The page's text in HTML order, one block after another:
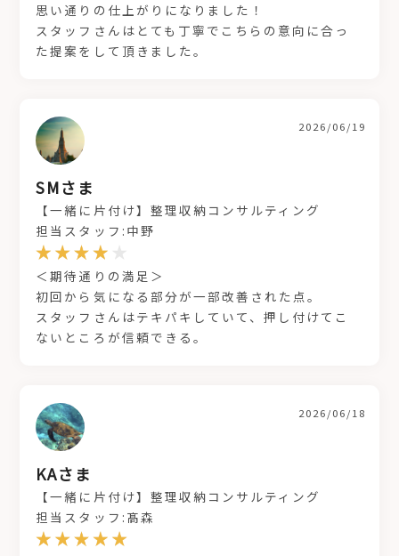
思い通りの仕上がりになりました！
スタッフさんはとても丁寧でこちらの意向に合っ
た提案をして頂きました。
SMさま
2026/06/19
【一緒に片付け】整理収納コンサルティング
担当スタッフ:中野
＜期待通りの満足＞
初回から気になる部分が一部改善された点。
スタッフさんはテキパキしていて、押し付けてこ
ないところが信頼できる。
KAさま
2026/06/18
【一緒に片付け】整理収納コンサルティング
担当スタッフ:髙森